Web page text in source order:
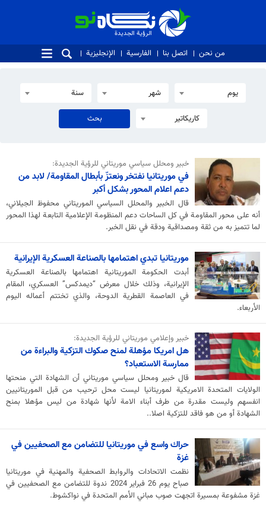
الرؤية الجديدة
الرؤية الجديدة
من نحن اتصل بنا الفارسية الإنجليزية
يوم شهر سنة
كاريكاتير
خبير ومحلل سياسي موريتاني للرؤية الجديدة:
في موريتانيا نفتخر ونعتزّ بأبطال المقاومة/ لابد من
دعم اعلام المحور بشكل أكبر
قال الخبير والمحلل السياسي الموريتاني محفوظ الجيلاني،
أنه على محور المقاومة في كل الساحات دعم المنظومة الإعلامية التابعة لهذا المحور
لما تتميز به من ثقة ومصداقية ودقة في نقل الخبر.
موريتانيا تبدي اهتمامها بالصناعة العسكرية الإيرانية
أبدت الحكومة الموريتانية اهتمامها بالصناعة العسكرية
الإيرانية، وذلك خلال معرض “ديمدكس” العسكري، المقام
في العاصمة القطرية الدوحة، والذي تختتم أعماله اليوم
الأربعاء.
خبير وإعلامي موريتاني للرؤية الجديدة:
هل امريكا مؤهلة لمنح صكوك التزكية والبراءة من
ممارسة الاستعباد؟
قال خبير ومحلل سياسي موريتاني أن الشهادة التي منحتها
الولايات المتحدة الامريكية لموريتانيا ليست محل ترحيب من قبل الموريتانيين
انفسهم وليست مقدرة من طرف أبناء الامة لأنها شهادة من ليس مؤهلا بمنح
الشهادة أو من هو فاقد للتزكية اصلا..
حراك واسع في موريتانيا للتضامن مع الصحفيين في
غزة
نظمت الاتحادات والروابط الصحفية والمهنية في موريتانيا
صباح يوم 26 فبراير 2024 ندوة للتضامن مع الصحفيين في
غزة مشفوعة بمسيرة اتجهت صوب مباني الأمم المتحدة في نواكشوط.